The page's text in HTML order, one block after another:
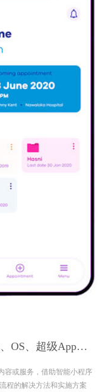
OS、超级App构
容或服务，借助智能小程序
、全流程的解决方法和实施方案